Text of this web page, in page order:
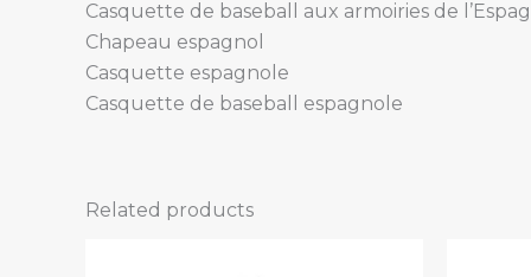
Casquette de baseball aux armoiries de
Chapeau espagnol
Casquette espagnole
Casquette de baseball espagnole
Related products